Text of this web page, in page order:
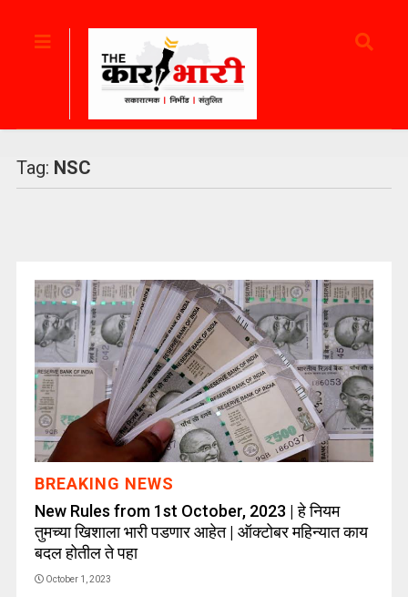
Tag: NSC
BREAKING NEWS
New Rules from 1st October, 2023 | हे नियम
तुमच्या खिशाला भारी पडणार आहेत | ऑक्टोबर महिन्यात काय
बदल होतील ते पहा
October 1, 2023